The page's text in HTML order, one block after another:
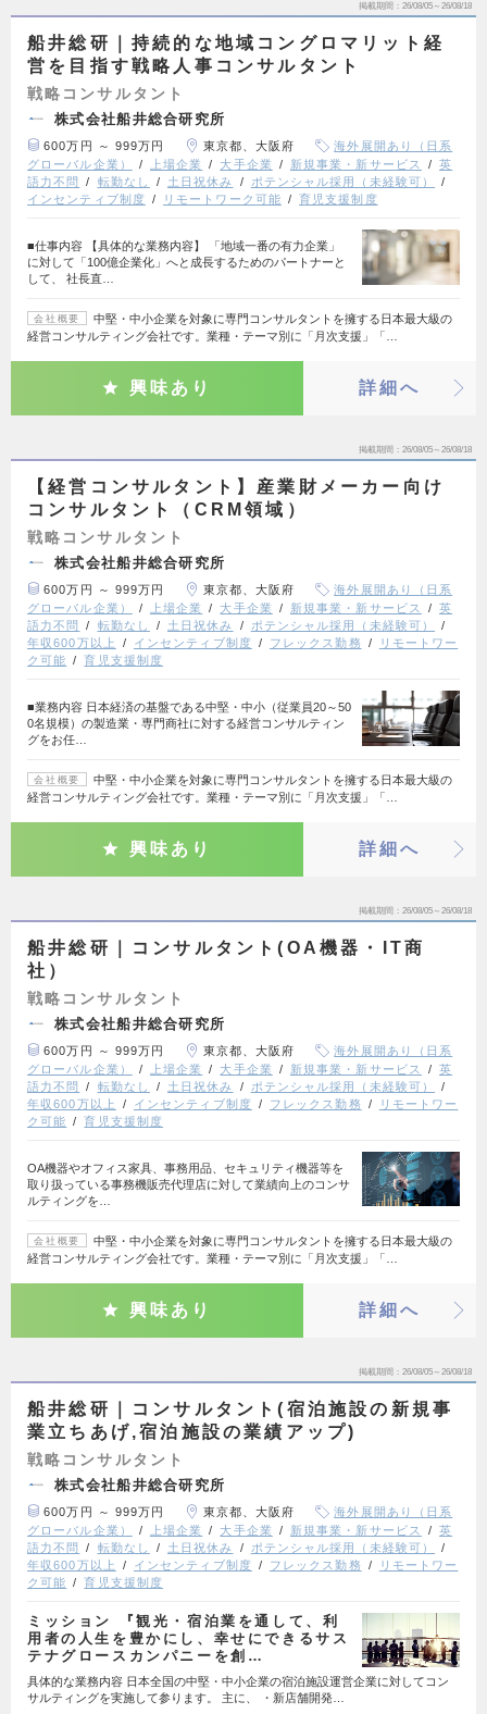
掲載期間 26/08/05～26/08/18
船井総研｜持続的な地域コングロマリット経
営を目指す戦略人事コンサルタント
戦略コンサルタント
株式会社船井総合研究所
600万円 ～ 999万円 東京都、大阪府
海外展開あり（日系
グローバル企業）
上場企業 大手企業 新規事業・新サービス
英
語力不問
転勤なし 土日祝休み
ポテンシャル採用（未経験可）
インセンティブ制度
リモートワーク可能 育児支援制度
■仕事内容 【具体的な業務内容】 「地域一番の有力企業」
に対して「100億企業化」へと成長するためのパートナーと
して、 社長直…
会社概要
中堅・中小企業を対象に専門コンサルタントを擁する日本最大級の
経営コンサルティング会社です。業種・テーマ別に「月次支援」「…
興味あり 詳細へ
掲載期間 26/08/05～26/08/18
【経営コンサルタント】産業財メーカー向け
コンサルタント（CRM領域）
戦略コンサルタント
株式会社船井総合研究所
600万円 ～ 999万円 東京都、大阪府
海外展開あり（日系
グローバル企業）
上場企業 大手企業 新規事業・新サービス
英
語力不問
転勤なし 土日祝休み
ポテンシャル採用（未経験可）
年収600万以上
インセンティブ制度 フレックス勤務
リモートワー
ク可能
育児支援制度
■業務内容 日本経済の基盤である中堅・中小（従業員20～50
0名規模）の製造業・専門商社に対する経営コンサルティン
グをお任…
会社概要
中堅・中小企業を対象に専門コンサルタントを擁する日本最大級の
経営コンサルティング会社です。業種・テーマ別に「月次支援」「…
興味あり 詳細へ
掲載期間 26/08/05～26/08/18
船井総研｜コンサルタント(OA機器・IT商
社）
戦略コンサルタント
株式会社船井総合研究所
600万円 ～ 999万円 東京都、大阪府
海外展開あり（日系
グローバル企業）
上場企業 大手企業 新規事業・新サービス
英
語力不問
転勤なし 土日祝休み
ポテンシャル採用（未経験可）
年収600万以上
インセンティブ制度 フレックス勤務
リモートワー
ク可能
育児支援制度
OA機器やオフィス家具、事務用品、セキュリティ機器等を
取り扱っている事務機販売代理店に対して業績向上のコンサ
ルティングを…
会社概要
中堅・中小企業を対象に専門コンサルタントを擁する日本最大級の
経営コンサルティング会社です。業種・テーマ別に「月次支援」「…
興味あり 詳細へ
掲載期間 26/08/05～26/08/18
船井総研｜コンサルタント(宿泊施設の新規事
業立ちあげ,宿泊施設の業績アップ)
戦略コンサルタント
株式会社船井総合研究所
600万円 ～ 999万円 東京都、大阪府
海外展開あり（日系
グローバル企業）
上場企業 大手企業 新規事業・新サービス
英
語力不問
転勤なし 土日祝休み
ポテンシャル採用（未経験可）
年収600万以上
インセンティブ制度 フレックス勤務
リモートワー
ク可能
育児支援制度
ミッション 『観光・宿泊業を通して、利
用者の人生を豊かにし、幸せにできるサス
テナグロースカンパニーを創…
具体的な業務内容 日本全国の中堅・中小企業の宿泊施設運営企業に対してコン
サルティングを実施して参ります。 主に、 ・新店舗開発…